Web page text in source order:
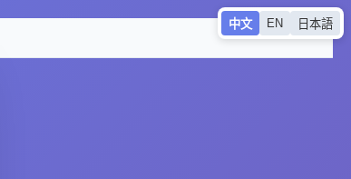
中文 EN 日本語